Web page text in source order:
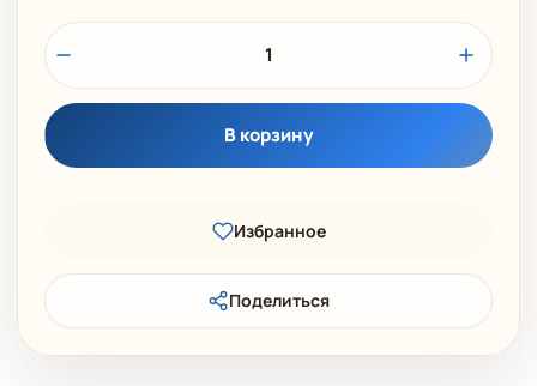
1
В корзину
Избранное
Поделиться